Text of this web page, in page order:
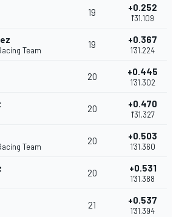
19 +0.252
1'31.109
Team
19 +0.367
1'31.224
20 +0.445
1'31.302
20 +0.470
1'31.327
Team
20 +0.503
1'31.360
20 +0.531
1'31.388
21 +0.537
1'31.394